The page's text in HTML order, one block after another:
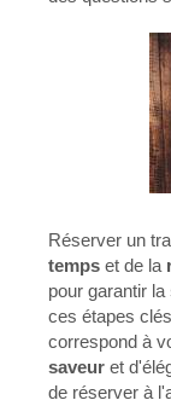
Réserver un
temps et de la
pour garantir la
ces étapes
correspond à
saveur et
de réserver à